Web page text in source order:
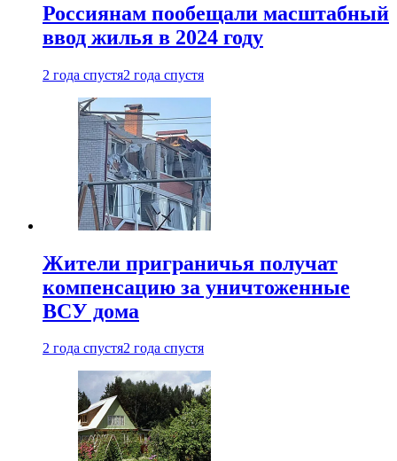
Россиянам пообещали масштабный
ввод жилья в 2024 году
2 года спустя2 года спустя
Жители приграничья получат
компенсацию за уничтоженные
ВСУ дома
2 года спустя2 года спустя